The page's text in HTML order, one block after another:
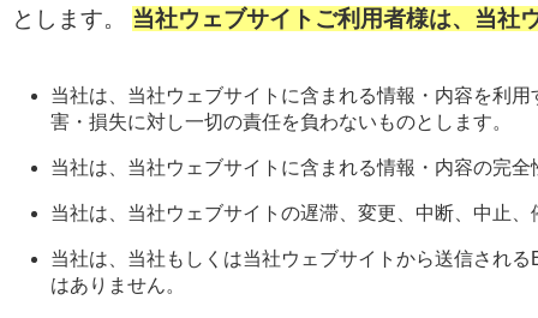
とします。 当社ウェブサイトご利用者様は、当社
当社は、当社ウェブサイトに含まれる情報・内容を利
害・損失に対し一切の責任を負わないものとします。
当社は、当社ウェブサイトに含まれる情報・内容の完
当社は、当社ウェブサイトの遅滞、変更、中断、中止
当社は、当社もしくは当社ウェブサイトから送信され
はありません。